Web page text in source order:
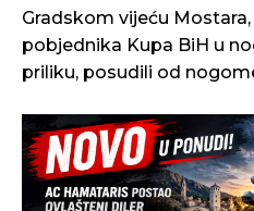
Gradskom vijeću
pobjednika Kupa BiH u
priliku, posudili od